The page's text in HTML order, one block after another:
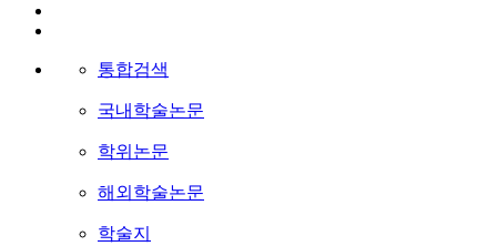
통합검색
국내학술논문
학위논문
해외학술논문
학술지